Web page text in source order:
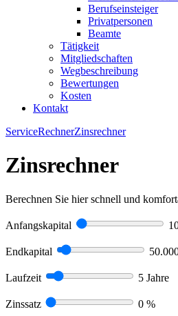
Berufseinsteiger
Privatpersonen
Beamte
Tätigkeit
Mitgliedschaften
Wegbeschreibung
Bewertungen
Kosten
Kontakt
ServiceRechnerZinsrechner
Zinsrechner
Berechnen Sie hier schnell und
Anfangskapital
Endkapital
Laufzeit 5 Jahre
Zinssatz 0 %